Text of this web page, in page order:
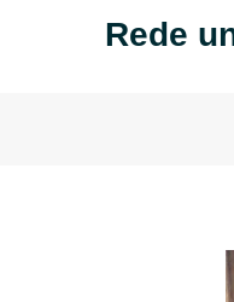
Rede